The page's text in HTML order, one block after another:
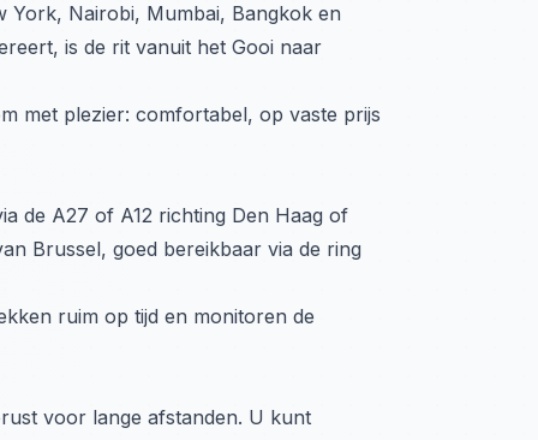
York, Nairobi, Mumbai, Bangkok en
is de rit vanuit het Gooi naar
met plezier: comfortabel, op vaste prijs
de A27 of A12 richting Den Haag of
Brussel, goed bereikbaar via de ring
ruim op tijd en monitoren de
voor lange afstanden. U kunt